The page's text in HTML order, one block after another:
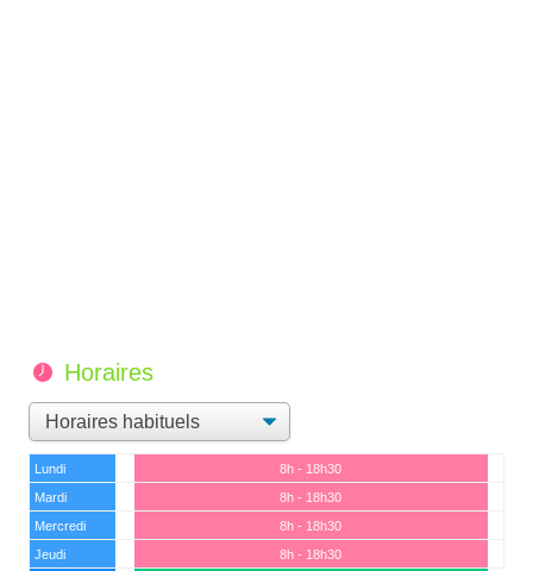
Horaires
Lundi
8h - 18h30
Mardi
8h - 18h30
Mercredi
8h - 18h30
Jeudi
8h - 18h30